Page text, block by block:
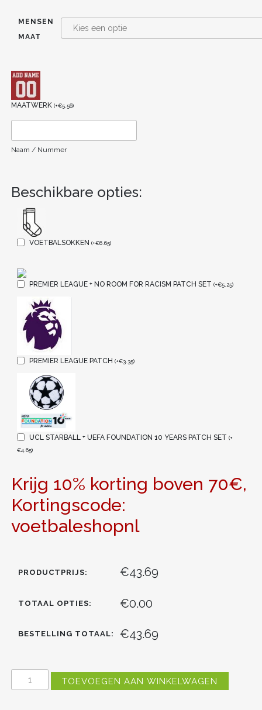
MENSEN
MAAT
MAATWERK (+€5.56)
Naam / Nummer
Beschikbare opties:
VOETBALSOKKEN (+€6.65)
PREMIER LEAGUE + NO ROOM FOR RACISM PATCH SET (+€5.25)
PREMIER LEAGUE PATCH (+€3.35)
UCL STARBALL + UEFA FOUNDATION 10 YEARS PATCH SET (+
€4.65)
Krijg 10% korting boven 70€,
Kortingscode:
voetbaleshopnl
PRODUCTPRIJS: €43.69
TOTAAL OPTIES: €0.00
BESTELLING TOTAAL: €43.69
MANCHESTER
TOEVOEGEN AAN WINKELWAGEN